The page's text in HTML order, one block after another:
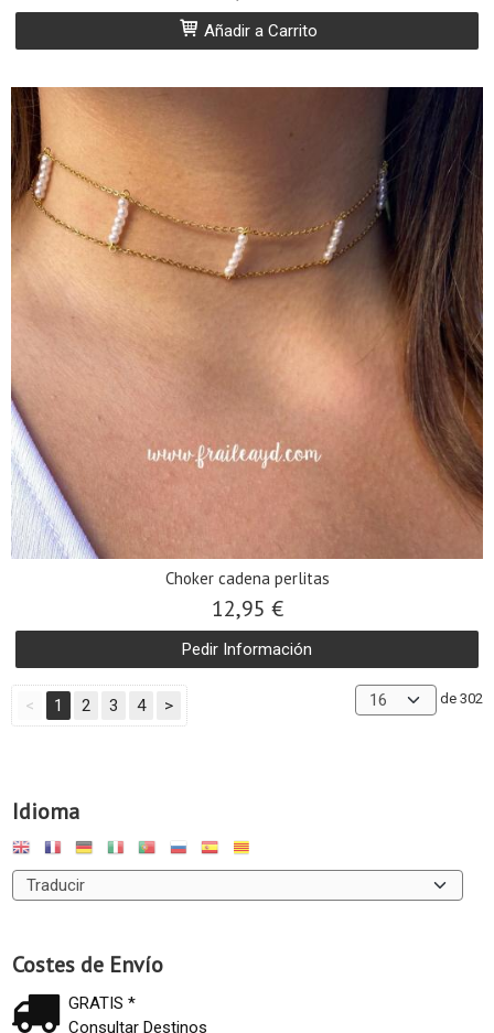
Idioma
Costes de Envío
GRATIS *
Consultar Destinos
Añadir a Carrito
Choker cadena perlitas
12,95 €
Pedir Información
< 1 2 3 4 > de 302